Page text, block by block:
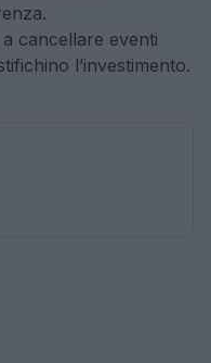
cancellare eventi
l’investimento.